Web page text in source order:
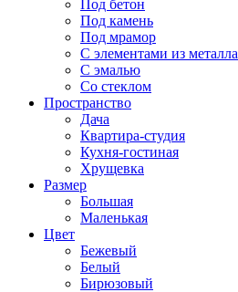
Под бетон
Под камень
Под мрамор
С элементами из металла
С эмалью
Со стеклом
Пространство
Дача
Квартира-студия
Кухня-гостиная
Хрущевка
Размер
Большая
Маленькая
Цвет
Бежевый
Белый
Бирюзовый